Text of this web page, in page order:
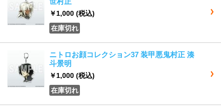
￥1,000 (税込)
在庫切れ
ニトロお顔コレクション37 装甲悪鬼村正 湊
斗景明
￥1,000 (税込)
在庫切れ